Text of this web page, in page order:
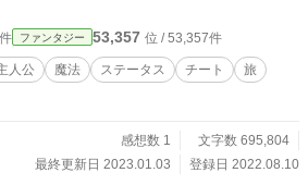
のぶっ壊れスキル!?
たしてクライは変わりゆく世界にどう順応するのか。
ファンタジー 53,357 位 / 53,357件
人公 魔法 ステータス チート
旅
感想数 1
文字数 695,804
最終更新日 2023.01.03
登録日 2022.08.10